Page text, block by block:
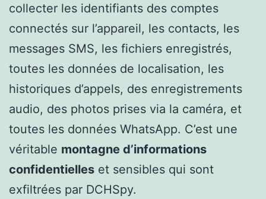
collecter les identifiants des comptes
connectés sur l’appareil, les contacts, les
messages SMS, les fichiers enregistrés,
toutes les données de localisation, les
historiques d’appels, des enregistrements
audio, des photos prises via la caméra, et
toutes les données WhatsApp. C’est une
véritable montagne d’informations
confidentielles et sensibles qui sont
exfiltrées par DCHSpy.